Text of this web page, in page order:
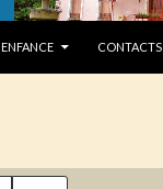
ENFANCE CONTACTS